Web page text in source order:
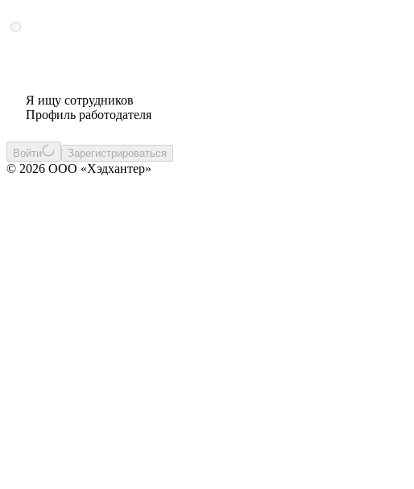
Я ищу сотрудников
Профиль работодателя
Войти Зарегистрироваться
© 2026 ООО «Хэдхантер»